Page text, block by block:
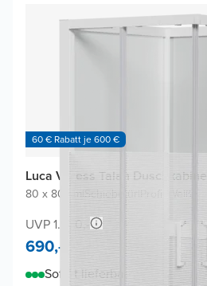
60 € Rabatt je 600 €
Luca Varess Talan Duschkabine
80 x 80 cm|Schiebetür Profil Weiß
UVP 1.380,-
690,-
Sofort lieferbar